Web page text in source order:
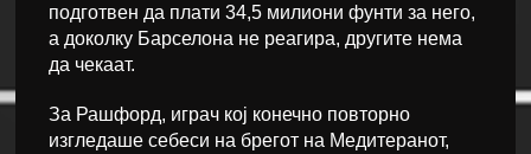
подготвен да плати 34,5 милиони фунти за него,
а доколку Барселона не реагира, другите нема
да чекаат.
За Рашфорд, играч кој конечно повторно
изгледаше себеси на брегот на Медитеранот,